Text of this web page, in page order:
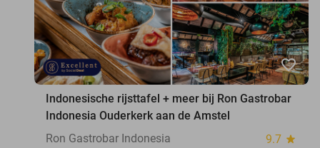
favorite_border
Indonesische rijsttafel + meer bij Ron Gastrobar
Indonesia Ouderkerk aan de Amstel
Ron Gastrobar Indonesia
9.7 star